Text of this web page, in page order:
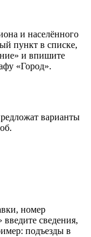
и населённого
пункт в списке,
и впишите
«Город».
варианты
номер
сведения,
подъезды в